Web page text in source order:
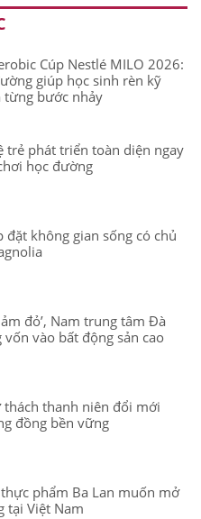
Cúp Nestlé MILO 2026:
giúp học sinh rèn kỹ
từng bước nhảy
trẻ phát triển toàn diện ngay
học đường
đặt không gian sống có chủ
đỏ’, Nam trung tâm Đà
vốn vào bất động sản cao
thách thanh niên đổi mới
đồng bền vững
phẩm Ba Lan muốn mở
tại Việt Nam